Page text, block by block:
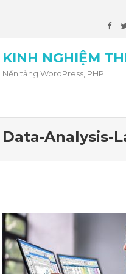
KINH NGHIỆM
Nền tảng WordPress, PHP
Data-Analysis-